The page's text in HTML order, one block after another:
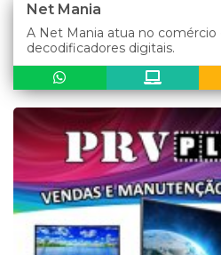
Net Mania
A Net Mania atua no comércio
decodificadores digitais.